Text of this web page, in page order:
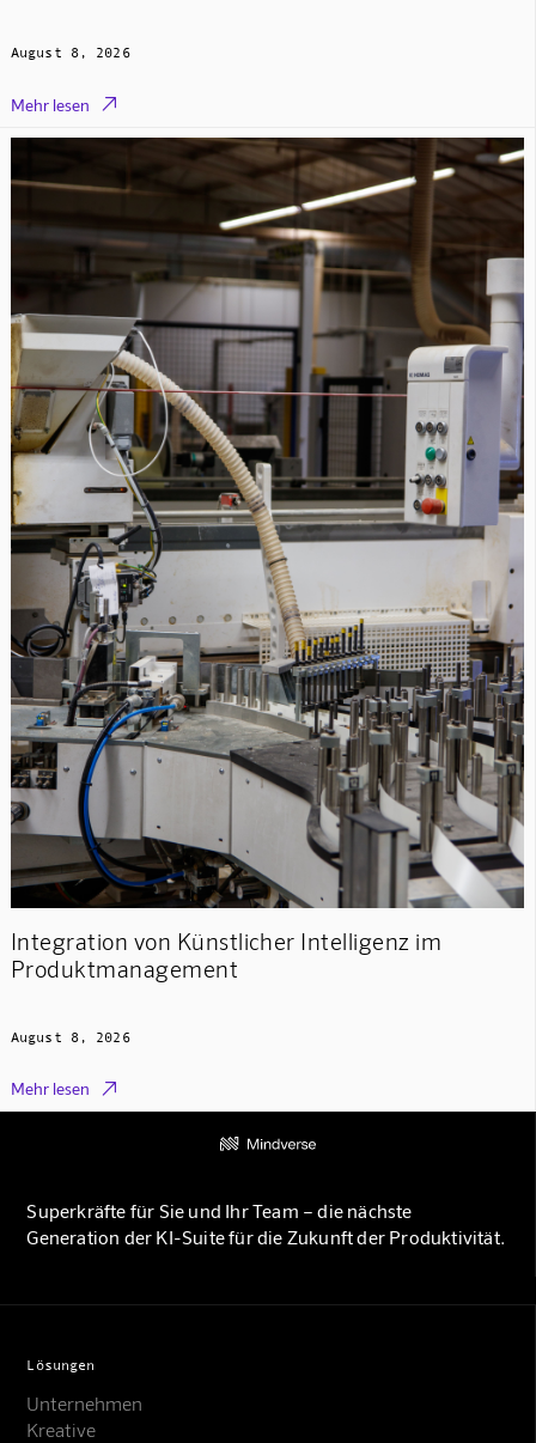
August 8, 2026
Mehr lesen 
Integration von Künstlicher Intelligenz im
Produktmanagement
August 8, 2026
Mehr lesen 
Superkräfte für Sie und Ihr Team – die nächste
Generation der KI-Suite für die Zukunft der Produktivität.
Lösungen
Unternehmen
Kreative